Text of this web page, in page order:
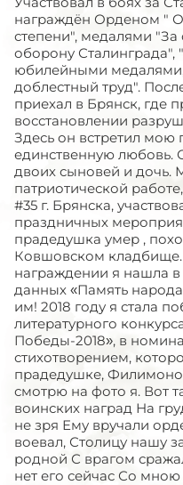
награждён Орденом "
степени", медалями
оборону Сталинграда",
юбилейными
доблестный труд".
приехал в Брянск, где
восстановлении
Здесь он встретил мою
единственную любовь.
двоих сыновей и дочь.
патриотической
#35 г. Брянска,
праздничных
прадедушка умер ,
Ковшовском
награждении я нашла
данных «Память
им! 2018 году я стала
литературного
Победы-2018», в
стихотворением,
прадедушке,
смотрю на фото я. Вот
воинских наград На
не зря Ему вручали
воевал, Столицу нашу
родной С врагом
нет его сейчас Со мною